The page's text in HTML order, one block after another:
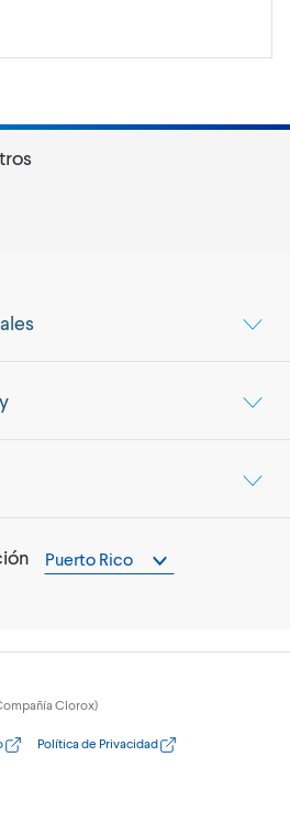
Puerto Rico
Clorox)
Política de Privacidad